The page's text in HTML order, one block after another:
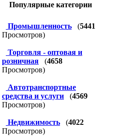
Популярные категории
Промышленность (5441
Просмотров)
Торговля - оптовая и
розничная
(4658
Просмотров)
Автотранспортные
средства и услуги
(4569
Просмотров)
Недвижимость (4022
Просмотров)